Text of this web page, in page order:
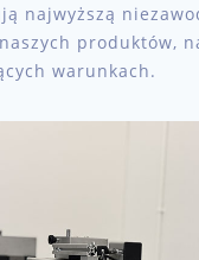
najwyższą
produktów,
warunkach.